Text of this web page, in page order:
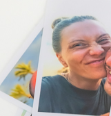
Ваш регион доставки
Выберите из списка: